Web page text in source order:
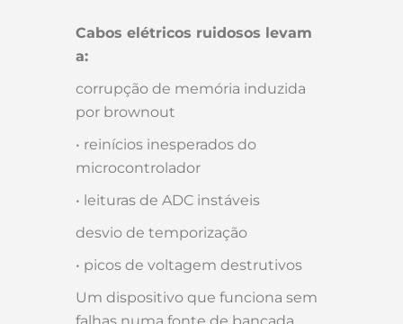
Cabos elétricos ruidosos levam
a:
corrupção de memória induzida
por brownout
• reinícios inesperados do
microcontrolador
• leituras de ADC instáveis
desvio de temporização
• picos de voltagem destrutivos
Um dispositivo que funciona sem